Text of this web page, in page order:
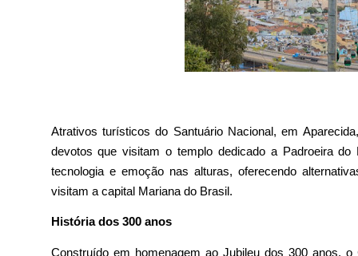
Atrativos turísticos do Santuário Nacional, em
devotos que visitam o templo dedicado a Padroeira
tecnologia e emoção nas alturas, oferecendo
visitam a capital Mariana do Brasil.
História dos 300 anos
Construído em homenagem ao Jubileu dos 300 anos,